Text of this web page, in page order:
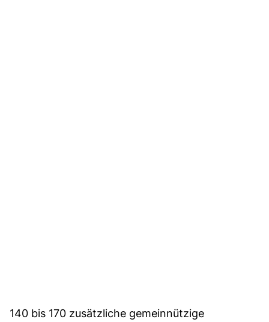
140 bis 170 zusätzliche gemeinnützige